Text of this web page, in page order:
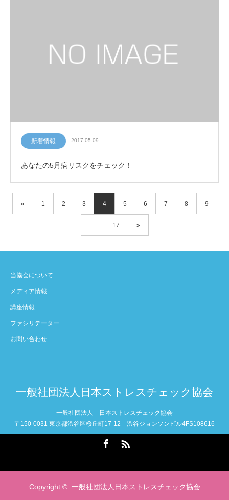
新着情報 2017.05.09
あなたの5月病リスクをチェック！
« 1 2 3 4 5 6 7 8 9
17 »
当協会について
メディア情報
講座情報
ファシリテーター
お問い合わせ
一般社団法人日本ストレスチェック協会
一般社団法人 日本ストレスチェック協会
〒150-0031 東京都渋谷区桜丘町17-12 渋谷ジョンソンビル4FS108616
Copyright © 一般社団法人日本ストレスチェック協会